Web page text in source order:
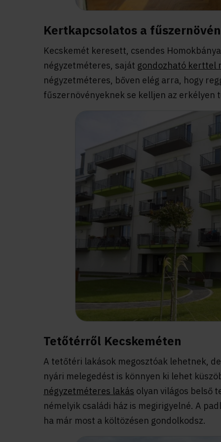
Kertkapcsolatos a
Kecskemét keresett, csendes
négyzetméteres, saját gondozható kerttel
négyzetméteres, bőven elég arra, hogy
fűszernövényeknek se kelljen az erkélyen
Tetőtérről Kecskeméten
A tetőtéri lakások megosztóak lehetnek,
nyári melegedést is könnyen ki lehet
négyzetméteres lakás olyan világos belső
némelyik családi ház is megirigyelné. A
ha már most a költözésen gondolkodsz.